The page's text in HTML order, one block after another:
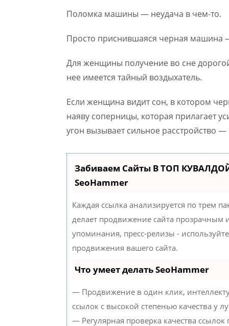
Поломка машины — неудача в чем-то.
Просто приснившаяся черная машина
Для женщины получение во сне
нее имеется тайный воздыхатель.
Если женщина видит сон, в котором
наяву соперницы, которая прилагает
угон вызывает сильное расстройство
Забиваем Сайты В ТОП
SeoHammer
Каждая ссылка анализируется по трем
делает продвижение сайта прозрачным
упоминания, пресс-релизы -
продвижения вашего сайта.
Что умеет делать SeoHammer
— Продвижение в один клик,
ссылок с высокой степенью качества у
— Регулярная проверка качества